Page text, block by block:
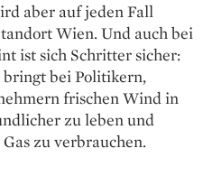
aber auf jeden Fall
Wien. Und auch bei
ist sich Schritter sicher:
bei Politikern,
frischen Wind in
zu leben und
zu verbrauchen.